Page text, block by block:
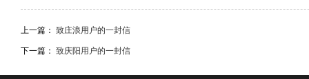
上一篇： 致庄浪用户的一封信
下一篇： 致庆阳用户的一封信